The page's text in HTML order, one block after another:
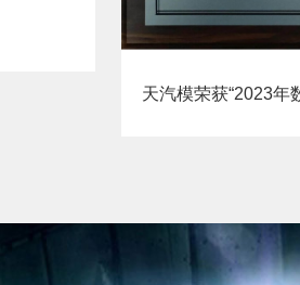
天汽模荣获“2023年